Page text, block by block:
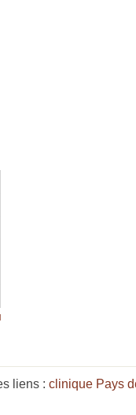
liens : clinique Pays